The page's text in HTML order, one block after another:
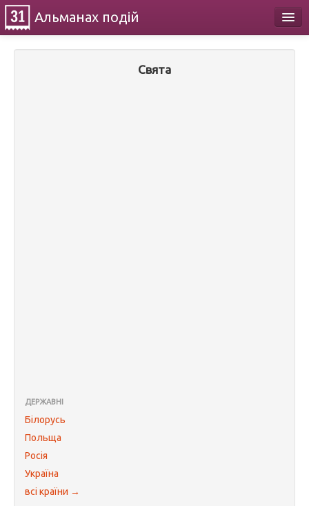
Альманах подій
Свята
ДЕРЖАВНІ
Білорусь
Польща
Росія
Україна
всі країни →